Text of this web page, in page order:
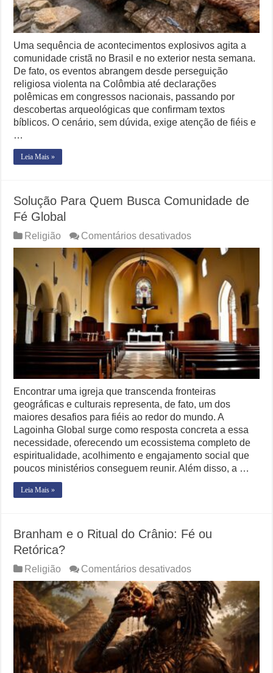
Uma sequência de acontecimentos explosivos agita a
comunidade cristã no Brasil e no exterior nesta semana.
De fato, os eventos abrangem desde perseguição
religiosa violenta na Colômbia até declarações
polêmicas em congressos nacionais, passando por
descobertas arqueológicas que confirmam textos
bíblicos. O cenário, sem dúvida, exige atenção de fiéis e
…
Leia Mais »
Solução Para Quem Busca Comunidade de
Fé Global
Religião Comentários desativadosem
Solução
Para
Quem
Busca
Comunidade
Fé
Global
Encontrar uma igreja que transcenda fronteiras
geográficas e culturais representa, de fato, um dos
maiores desafios para fiéis ao redor do mundo. A
Lagoinha Global surge como resposta concreta a essa
necessidade, oferecendo um ecossistema completo de
espiritualidade, acolhimento e engajamento social que
poucos ministérios conseguem reunir. Além disso, a …
Leia Mais »
Branham e o Ritual do Crânio: Fé ou
Retórica?
Religião Comentários desativadosem
Branham
e
o
Ritual
do
Crânio:
Fé
ou
Retórica?